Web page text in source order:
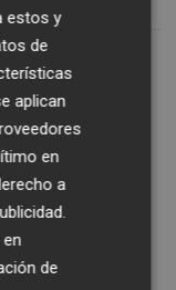
estos y
de
aplican
en
a
de